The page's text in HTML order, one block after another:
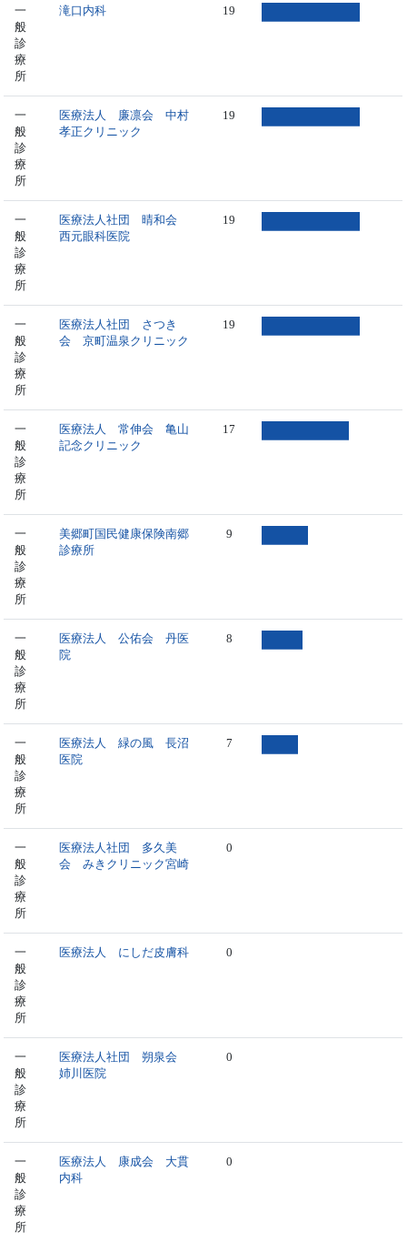
一
般
診
療
所
滝口内科 19
一
般
診
療
所
医療法人 廉凛会 中村
孝正クリニック
19
一
般
診
療
所
医療法人社団 晴和会
西元眼科医院
19
一
般
診
療
所
医療法人社団 さつき
会 京町温泉クリニック
19
一
般
診
療
所
医療法人 常伸会 亀山
記念クリニック
17
一
般
診
療
所
美郷町国民健康保険南郷
診療所
9
一
般
診
療
所
医療法人 公佑会 丹医
院
8
一
般
診
療
所
医療法人 緑の風 長沼
医院
7
一
般
診
療
所
医療法人社団 多久美
会 みきクリニック宮崎
0
一
般
診
療
所
医療法人 にしだ皮膚科 0
一
般
診
療
所
医療法人社団 朔泉会
姉川医院
0
一
般
診
療
所
医療法人 康成会 大貫
内科
0